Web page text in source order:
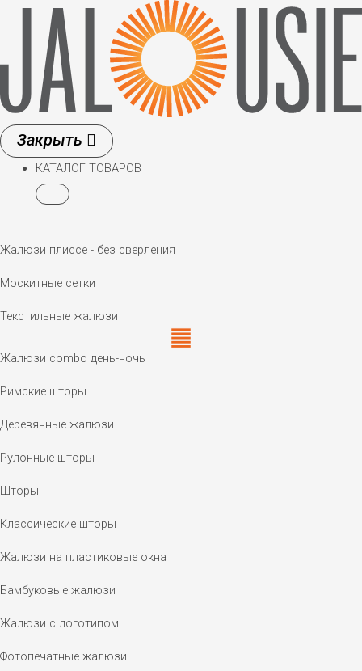
Перейти
содержимому
КАТАЛОГ ТОВАРОВ
Жалюзи плиссе - без сверления
Москитные сетки
Текстильные жалюзи
Жалюзи combo день-ночь
Римские шторы
Деревянные жалюзи
Рулонные шторы
Шторы
Классические шторы
Жалюзи на пластиковые окна
Бамбуковые жалюзи
Жалюзи с логотипом
Фотопечатные жалюзи